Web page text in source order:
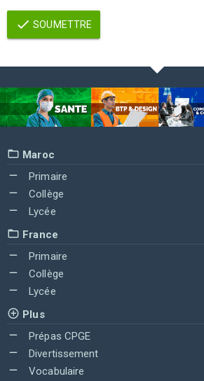
SOUMETTRE
Maroc
Primaire
Collège
Lycée
France
Primaire
Collège
Lycée
Plus
Prépas CPGE
Divertissement
Vocabulaire